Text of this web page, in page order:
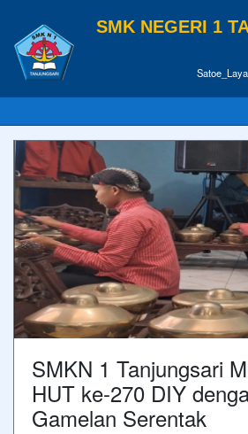
SMK NEGERI 1
SMKN 1 Tanjungsari
HUT ke-270 DIY
Gamelan Serentak